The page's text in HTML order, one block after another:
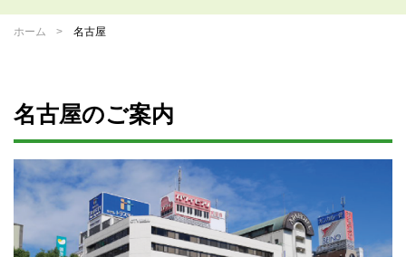
ホーム 名古屋
名古屋のご案内